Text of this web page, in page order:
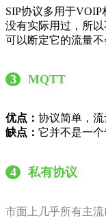
SIP协议多用于
没有实际用过，所
可以断定它的流量不
3 MQTT
优点： 协议简单，流
缺点： 它并不是一个
4 私有协议
市面上几乎所有主